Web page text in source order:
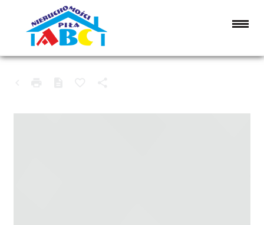
PIŁA, PODLASIE
DOM NA SPRZEDAŻ